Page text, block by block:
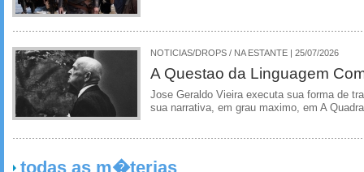
NOTICIAS/DROPS / NA ESTANTE | 25/07/2026
A Questao da Linguagem
Jose Geraldo Vieira executa sua forma de
sua narrativa, em grau maximo, em A
todas as m�terias